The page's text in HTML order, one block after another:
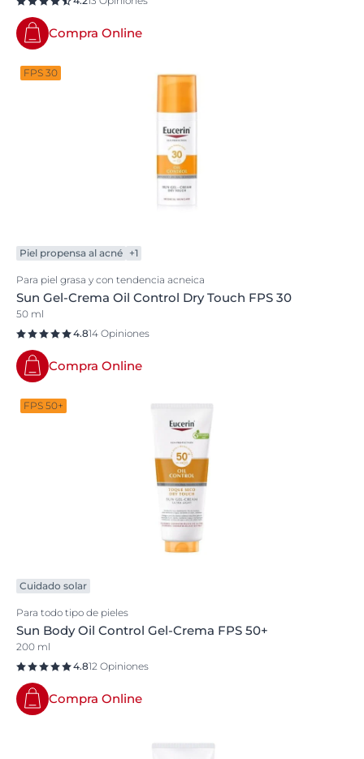
Compra Online
FPS 30
Piel propensa al acné +1
Para piel grasa y con tendencia acneica
Sun Gel-Crema Oil Control Dry Touch FPS 30
50 ml
4.814 Opiniones
Compra Online
FPS 50+
Cuidado solar
Para todo tipo de pieles
Sun Body Oil Control Gel-Crema FPS 50+
200 ml
4.812 Opiniones
Compra Online